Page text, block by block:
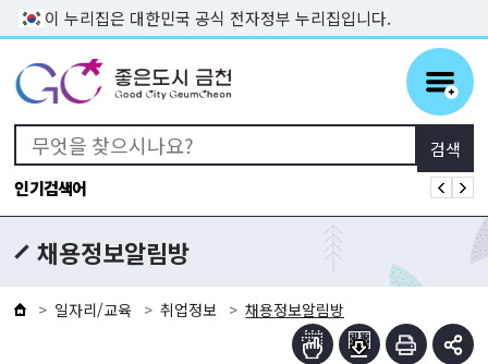
본문 바로가기
이 누리집은 대한민국 공식 전자정부 누리집입니다.
인기검색어
채용정보알림방
일자리/교육 취업정보 채용정보알림방